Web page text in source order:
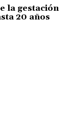
la gestación
20 años